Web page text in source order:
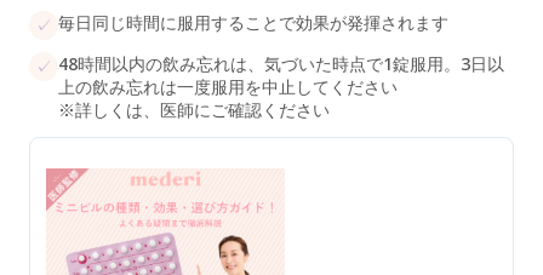
毎日同じ時間に服用することで効果が発揮されます
48時間以内の飲み忘れは、気づいた時点で1錠服用。3日以
上の飲み忘れは一度服用を中止してください
※詳しくは、医師にご確認ください